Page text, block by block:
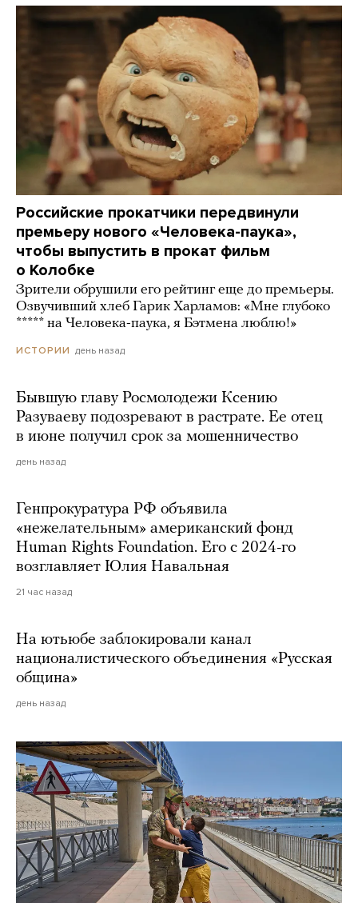
Российские прокатчики передвинули
премьеру нового «Человека-паука»,
чтобы выпустить в прокат фильм
о Колобке
Зрители обрушили его рейтинг еще до премьеры.
Озвучивший хлеб Гарик Харламов: «Мне глубоко
***** на Человека-паука, я Бэтмена люблю!»
ИСТОРИИ день назад
Бывшую главу Росмолодежи Ксению
Разуваеву подозревают в растрате. Ее отец
в июне получил срок за мошенничество
день назад
Генпрокуратура РФ объявила
«нежелательным» американский фонд
Human Rights Foundation. Его с 2024-го
возглавляет Юлия Навальная
21 час назад
На ютьюбе заблокировали канал
националистического объединения «Русская
община»
день назад